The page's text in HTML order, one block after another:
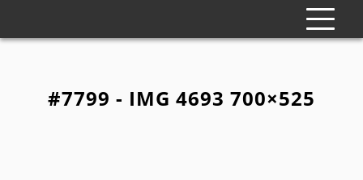
#7799 - IMG 4693 700×525